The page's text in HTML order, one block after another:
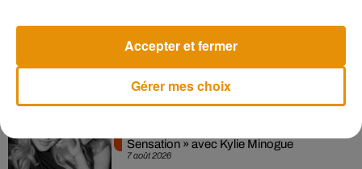
Musique
7 août 2026
Sensation » avec Kylie Minogue
Gérer mes choix
Accepter et fermer